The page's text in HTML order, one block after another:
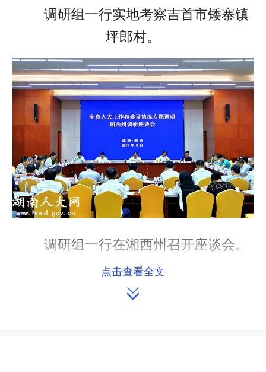
调研组一行实地考察吉首市矮寨镇
坪郎村。
调研组一行在湘西州召开座谈会。
调研组一行召开座谈会，听取了湘
西、张家界两地人大工作和建设情况的
点击查看全文
